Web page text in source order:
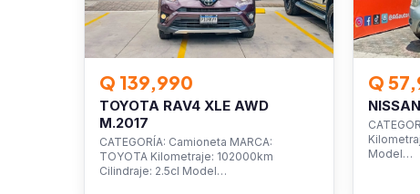
Q 139,990
TOYOTA RAV4 XLE AWD
M.2017
CATEGORÍA: Camioneta MARCA:
TOYOTA Kilometraje: 102000km
Cilindraje: 2.5cl Model…
Q
Model…